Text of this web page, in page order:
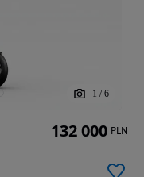
1 / 6
132 000 PLN